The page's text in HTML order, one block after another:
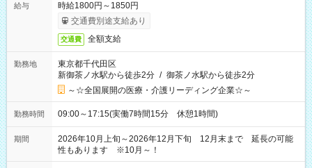
給与
時給1800円～1850円
交通費別途支給あり
交通費 全額支給
勤務地
東京都千代田区
新御茶ノ水駅から徒歩2分 / 御茶ノ水駅から徒歩2分
～☆全国展開の医療・介護リーディング企業☆～
勤務時間 09:00～17:15(実働7時間15分 休憩1時間)
期間
2026年10月上旬～2026年12月下旬 12月末まで 延長の可能
性もあります ※10月～！